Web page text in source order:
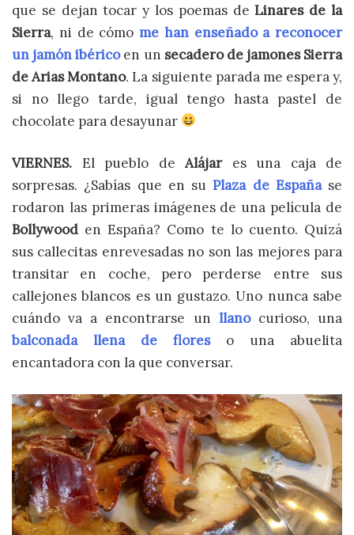
que se dejan tocar y los poemas deLinares de la
Sierra, ni de cómo me han enseñado a reconocer
un jamón ibérico en un secadero de jamones Sierra
de Arias Montano. La siguiente parada me espera y,
si no llego tarde, igual tengo hasta pastel de
chocolate para desayunar
VIERNES. El pueblo de Alájares una caja de
sorpresas. ¿Sabías que en suPlaza de Españase
rodaron las primeras imágenes de una película de
Bollywood en España? Como te lo cuento. Quizá
sus callecitas enrevesadas no son las mejores para
transitar en coche, pero perderse entre sus
callejones blancos es un gustazo. Uno nunca sabe
cuándo va a encontrarse un llanocurioso, una
balconada llena de floreso una abuelita
encantadora con la que conversar.